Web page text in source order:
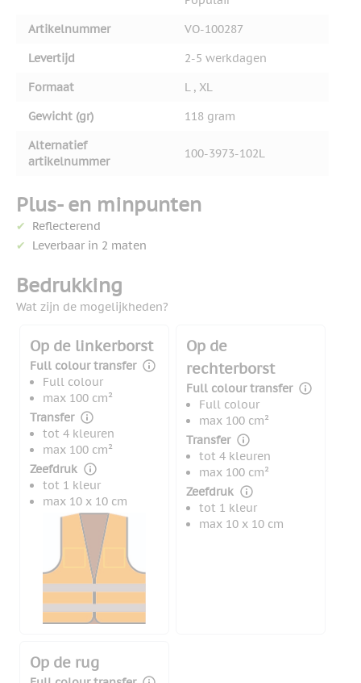
Artikelnummer
VO-100287
Levertijd
2-5 werkdagen
Formaat
L , XL
Gewicht (gr)
118 gram
Alternatief
artikelnummer
100-3973-102L
Plus- en minpunten
Reflecterend
Leverbaar in 2 maten
Bedrukking
Wat zijn de mogelijkheden?
Op de linkerborst
Full colour transfer
Full colour
max 100 cm²
Transfer
tot 4 kleuren
max 100 cm²
Zeefdruk
tot 1 kleur
max 10 x 10 cm
Op de
rechterborst
Full colour transfer
Full colour
max 100 cm²
Transfer
tot 4 kleuren
max 100 cm²
Zeefdruk
tot 1 kleur
max 10 x 10 cm
Op de rug